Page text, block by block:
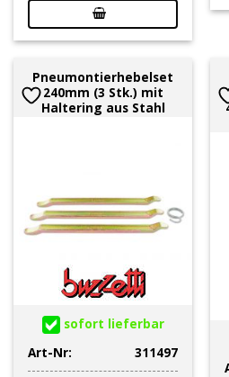
Pneumontierhebelset
240mm (3 Stk.) mit
Haltering aus Stahl
sofort lieferbar
Art-Nr:
311497